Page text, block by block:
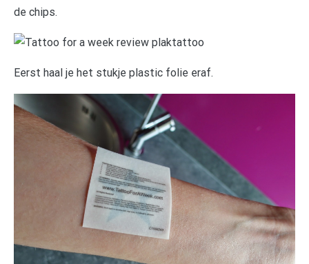
de chips.
Eerst haal je het stukje plastic folie eraf.